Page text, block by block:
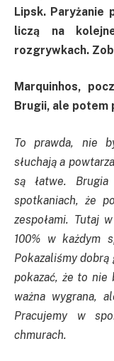
Lipsk. Paryżanie
liczą na
rozgrywkach.
Marquinhos,
Brugii, ale potem
To prawda, nie
słuchają a
są łatwe. Brugia
spotkaniach, że
zespołami. Tutaj
100% w każdym
Pokazaliśmy
pokazać, że to nie
ważna wygrana,
Pracujemy w
chmurach.